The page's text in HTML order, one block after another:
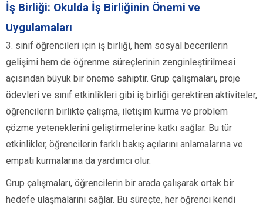
İş Birliği: Okulda İş Birliğinin Önemi ve
Uygulamaları
3. sınıf öğrencileri için iş birliği, hem sosyal becerilerin
gelişimi hem de öğrenme süreçlerinin zenginleştirilmesi
açısından büyük bir öneme sahiptir. Grup çalışmaları, proje
ödevleri ve sınıf etkinlikleri gibi iş birliği gerektiren aktiviteler,
öğrencilerin birlikte çalışma, iletişim kurma ve problem
çözme yeteneklerini geliştirmelerine katkı sağlar. Bu tür
etkinlikler, öğrencilerin farklı bakış açılarını anlamalarına ve
empati kurmalarına da yardımcı olur.
Grup çalışmaları, öğrencilerin bir arada çalışarak ortak bir
hedefe ulaşmalarını sağlar. Bu süreçte, her öğrenci kendi